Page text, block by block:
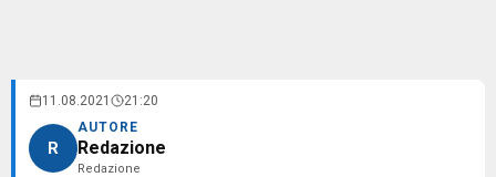
11.08.2021 21:20
R
AUTORE
Redazione
Redazione